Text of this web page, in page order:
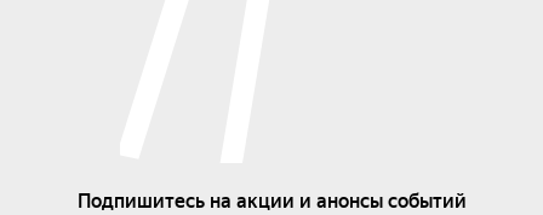
Подпишитесь на акции и анонсы событий